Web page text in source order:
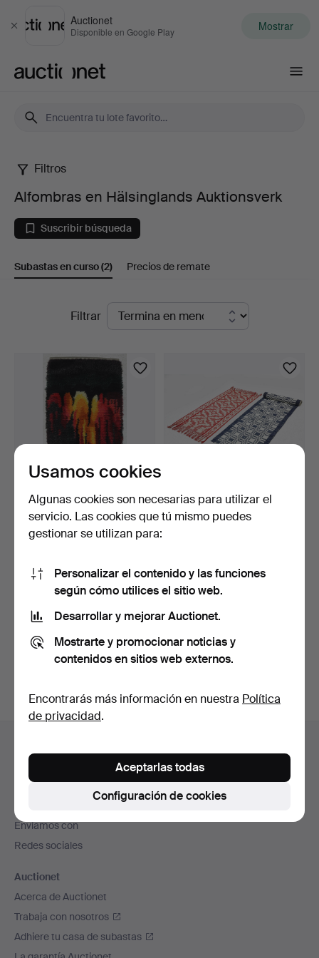
Cerrar
Auctionet
Disponible en Google Play Mostrar
Alfombras
en
Hälsinglands
Auktionsverk
Filtros
Alfombras en Hälsinglands Auktionsverk
Suscribir búsqueda
Subastas en curso(2) Precios de remate
SubastasFiltrar
ALFOMBRA RYA, 70x132
cm, década de 1960.
5 días
32 USD
ALFOMBRAS DE REPS, 2
uds., jugend, Hälsing…
79 USD
También puedes buscar ennuestro archivo de
subastas concluidas.
en
de
página
Contacta con el servicio de atención al cliente
Todas las casas de subastas
Enviamos con
Redes sociales
Auctionet
Acerca de Auctionet
Trabaja con nosotros
Adhiere tu casa de subastas
Usamos cookies
Algunas cookies son necesarias para utilizar el
servicio. Las cookies que tú mismo puedes
gestionar se utilizan para:
Personalizar el contenido y las funciones
según cómo utilices el sitio web.
Desarrollar y mejorar Auctionet.
Mostrarte y promocionar noticias y
contenidos en sitios web externos.
Encontrarás más información en nuestra Política
de privacidad.
Configuración de cookies
Aceptarlas todas